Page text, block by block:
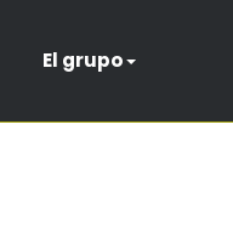
El grupo